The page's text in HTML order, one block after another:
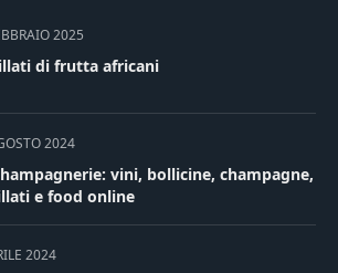
2025
di frutta africani
2024
vini, bollicine, champagne,
e food online
2024